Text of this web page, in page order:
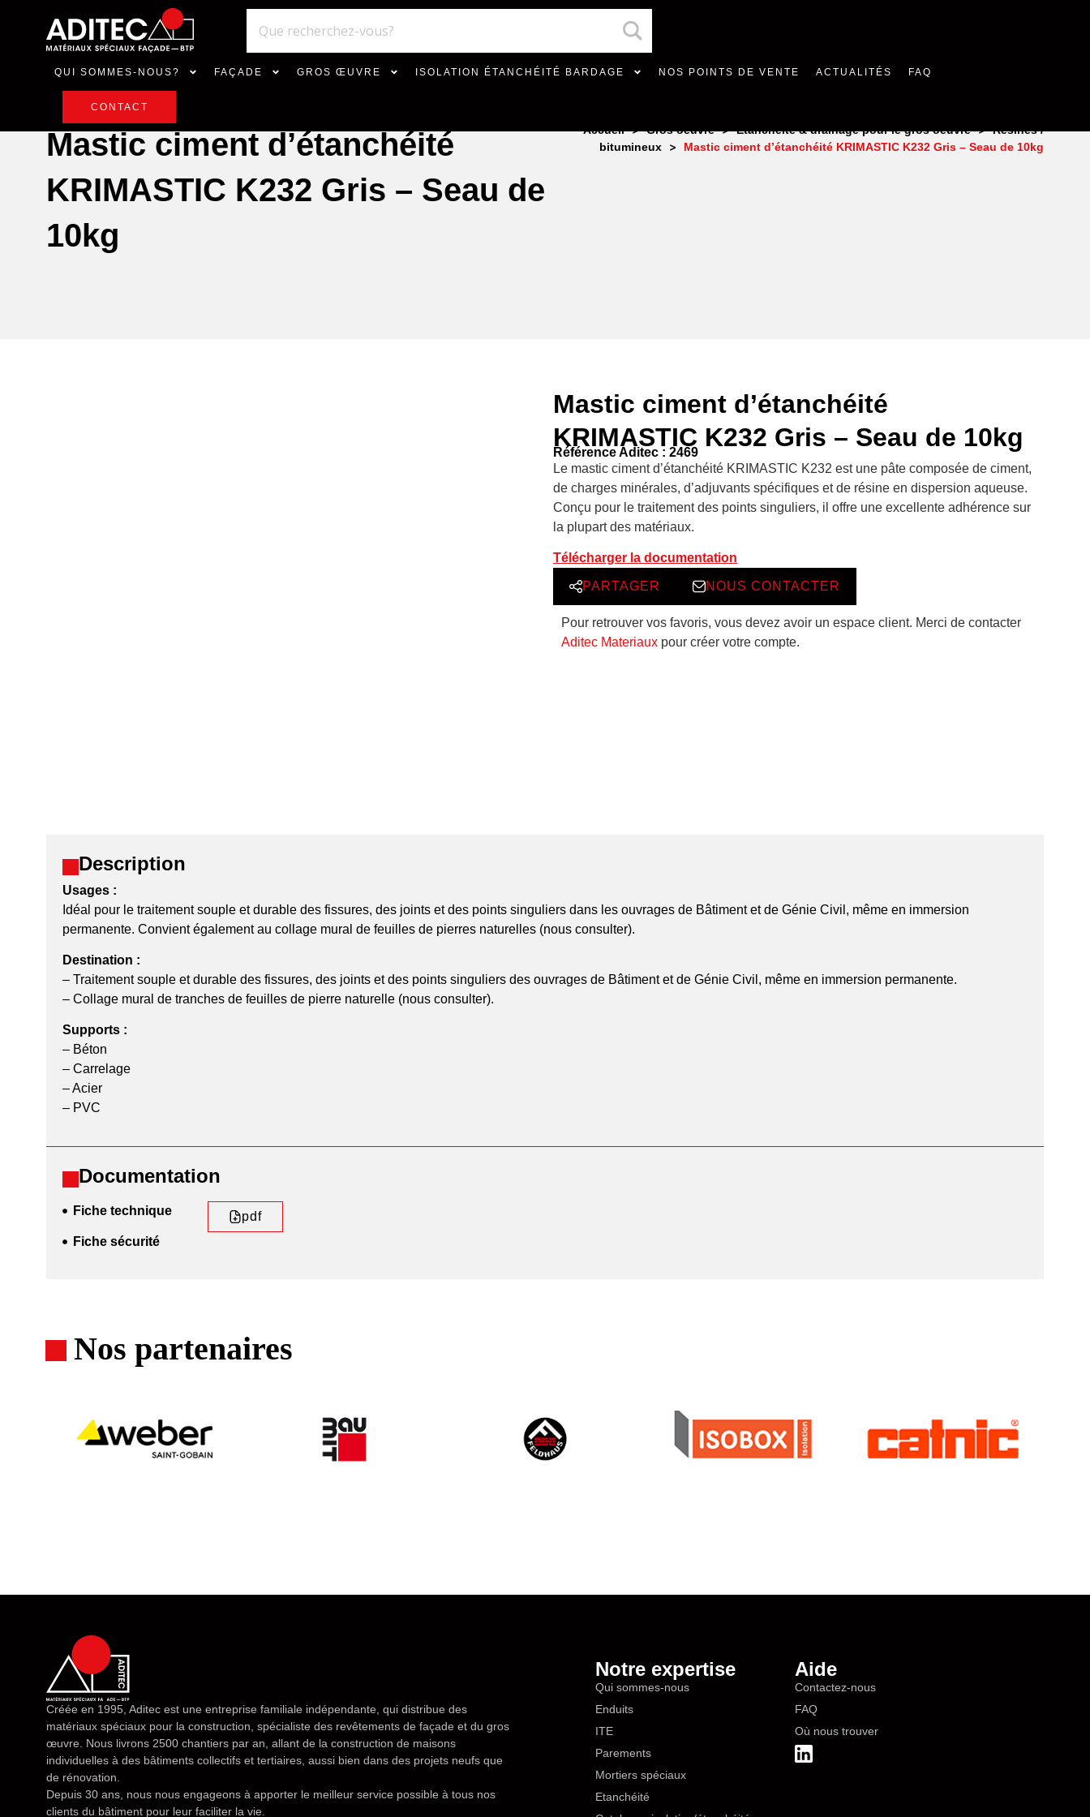
QUI SOMMES-NOUS? FAÇADE GROS ŒUVRE ISOLATION ÉTANCHÉITÉ BARDAGE NOS POINTS DE VENTE ACTUALITÉS FAQ
CONTACT
Mastic ciment d’étanchéité
KRIMASTIC K232 Gris – Seau de
10kg
Accueil > Gros oeuvre > Étanchéité & drainage pour le gros oeuvre > Résines /
bitumineux
> Mastic ciment d’étanchéité KRIMASTIC K232 Gris – Seau de 10kg
Mastic ciment d’étanchéité
KRIMASTIC K232 Gris – Seau de 10kg
Référence Aditec : 2469
Le mastic ciment d’étanchéité KRIMASTIC K232 est une pâte composée de ciment,
de charges minérales, d’adjuvants spécifiques et de résine en dispersion aqueuse.
Conçu pour le traitement des points singuliers, il offre une excellente adhérence sur
la plupart des matériaux.
Télécharger la documentation
PARTAGER NOUS CONTACTER
Pour retrouver vos favoris, vous devez avoir un espace client. Merci de contacter
Aditec Materiaux pour créer votre compte.
Description
Usages :
Idéal pour le traitement souple et durable des fissures, des joints et des points singuliers dans les ouvrages de Bâtiment et de Génie Civil, même en immersion
permanente. Convient également au collage mural de feuilles de pierres naturelles (nous consulter).
Destination :
– Traitement souple et durable des fissures, des joints et des points singuliers des ouvrages de Bâtiment et de Génie Civil, même en immersion permanente.
– Collage mural de tranches de feuilles de pierre naturelle (nous consulter).
Supports :
– Béton
– Carrelage
– Acier
– PVC
Documentation
Fiche technique
pdf
Fiche sécurité
Nos partenaires
Créée en 1995, Aditec est une entreprise familiale indépendante, qui distribue des
matériaux spéciaux pour la construction, spécialiste des revêtements de façade et du gros
œuvre. Nous livrons 2500 chantiers par an, allant de la construction de maisons
individuelles à des bâtiments collectifs et tertiaires, aussi bien dans des projets neufs que
de rénovation.
Depuis 30 ans, nous nous engageons à apporter le meilleur service possible à tous nos
clients du bâtiment pour leur faciliter la vie.
Notre expertise
Qui sommes-nous
Enduits
ITE
Parements
Mortiers spéciaux
Etanchéité
Aide
Contactez-nous
FAQ
Où nous trouver